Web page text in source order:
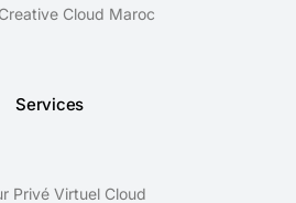
Cloud Maroc
Services
Privé Virtuel Cloud